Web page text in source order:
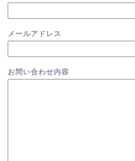
メールアドレス
お問い合わせ内容